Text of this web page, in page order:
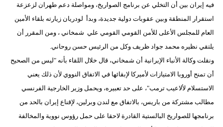
فيه إيران بين أن التخلي عن برنامج الصواريخ، ومواصلة دعم طهران لزعزعة
استقرار المنطقة وبين عقوبات دولية جديدة، وبدأ لودريان زيارته بلقاء الأمين
العام للمجلس الأعلى للأمن القومي القومي علي شمخاني ، ومن المقرر أن
يلتقي نظيره محمد جواد ظريف وكل من الرئيس حسن روحاني.
ونقلت وكالة الأنباء الإيرانية أن شمخاني، قال خلال اللقاء بأنه "ليس من الصحيح
أن تمنح أوروبا الامتيازات لأميركا لإبقائها في الاتفاق النووي لأن ذلك يعني
الاستسلام لألاعيب ترمب"، على حد تعبيره، ويحمل وزير الخارجية الفرنسي
مطالب مشتركة من باريس، بالاتفاق مع لندن وبرلين، لإقناع إيران بالحد من
برنامجها للصواريخ البالستية القادرة لاحقا على حمل رؤوس نووية والمخالفة